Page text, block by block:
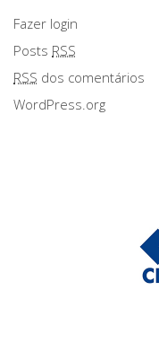
Fazer login
Posts RSS
RSS dos comentários
WordPress.org